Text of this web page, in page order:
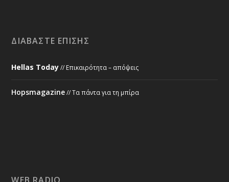
ΔΙΑΒΆΣΤΕ ΕΠΊΣΗΣ
Hellas Today// Επικαιρότητα – απόψεις
Hopsmagazine// Τα πάντα για τη μπίρα